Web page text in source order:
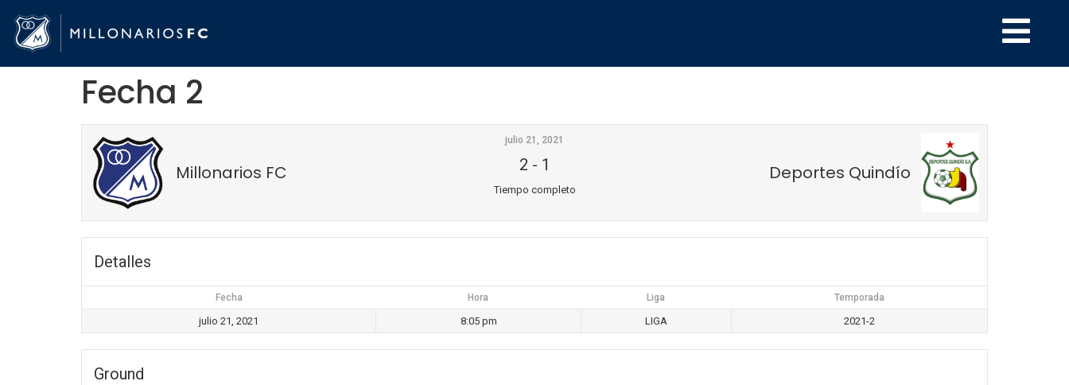
Fecha 2
Millonarios FC Deportes Quindío
julio 21, 2021
2 - 1
Tiempo completo
Detalles
Fecha Hora Liga Temporada
julio 21, 2021 8:05 pm LIGA 2021-2
Ground